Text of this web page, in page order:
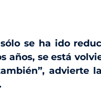
se ha ido
años, se está
advierte